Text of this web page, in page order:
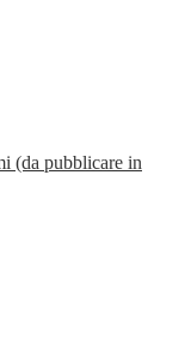
(da pubblicare in